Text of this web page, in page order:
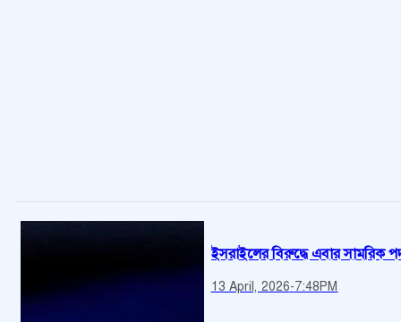
ইসরাইলের বিরুদ্ধে এবার সামরিক
13 April, 2026-7:48PM